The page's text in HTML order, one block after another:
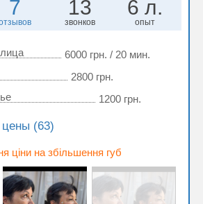
7 13
звонков
6 л.
опыт
6000 грн. / 20 мин.
2800 грн.
1200 грн.
(63)
ціни на збільшення губ